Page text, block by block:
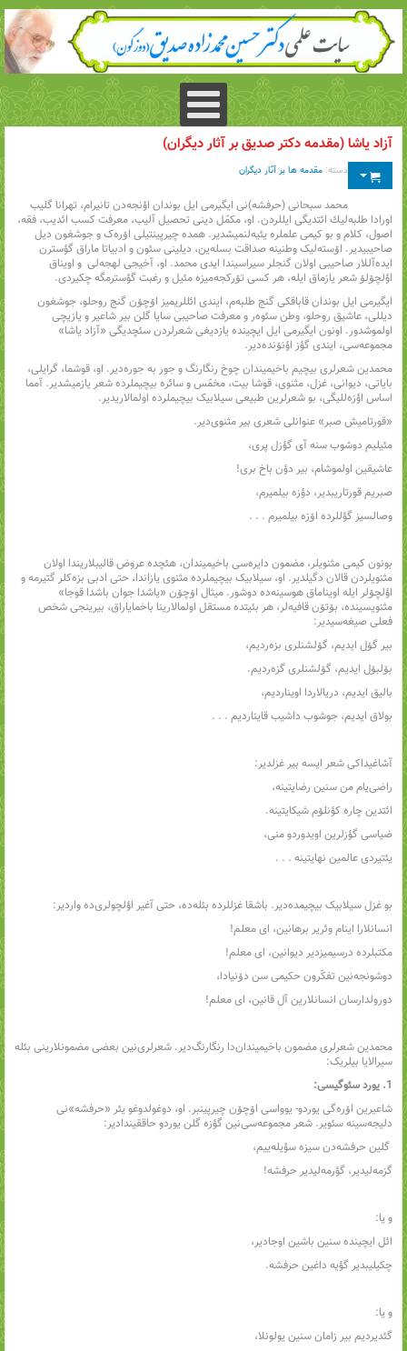
آزاد یاشا (مقدمه دکتر صدیق بر آثار دیگران)
دسته: مقدمه ها بر آثار دیگران
محمد سبحانی (حرفشه)نی ایگیرمی ایل بوندان اؤنجه‌دن تانیرام، تهرانا گلیب
اورادا طلبه‌لیك ائتدیگی ایللردن. او، مکمّل دینی تحصیل آلیب، معرفت کسب ائدیب، فقه،
اصول، کلام و بو کیمی علملره یئیه‌لنمیشدیر. همده چیرپینتیلی اۆره‌ک و جوشغون دیل
صاحیبیدیر. اۆسته‌لیک وطنینه صداقت بسله‌ین، دیلینی سئون و ادبیاتا ماراق گؤسترن
ایده‌آللار صاحیبی اولان گنجلر سیراسیندا ایدی محمد. او، آخیجی لهجه‌لی و اویناق
اؤلچۆلۆ شعر یازماق ایله، هر کسی تۆرکجه‌میزه مئیل و رغبت گؤسترمگه چکیردی.
ایگیرمی ایل بوندان قاباقکی گنج طلبه‌م، ایندی ائللریمیز اۆچۆن گنج روحلو، جوشغون
دیللی، عاشیق روحلو، وطن سئوه‌ر و معرفت صاحیبی سایا گلن بیر شاعیر و یازیچی
اولموشدور. اونون ایگیرمی ایل ایچینده یازدیغی شعرلردن سئچدیگی «آزاد یاشا»
مجموعه‌سی، ایندی گؤز اؤنۆنده‌دیر.
محمدین شعرلری بیچیم باخیمیندان چوخ رنگارنگ و جور به جوره‌دیر. او، قوشما، گرایلی،
بایاتی، دیوانی، غزل، مثنوی، قوشا بیت، مخمّس و سائره بیچیملرده شعر یازمیشدیر. آمما
اساس اؤزه‌للیگی، بو شعرلرین طبیعی سیلابیک بیچیملرده اولمالاریدیر.
«قورتامیش صبر» عنوانلی شعری بیر مثنوی‌دیر.
مئیلیم دوشوب سنه آی گؤزل پری،
عاشیقین اولموشام، بیر دؤن باخ بری!
صبریم قورتاریبدیر، دؤزه بیلمیرم،
وصالسیز گؤللرده اۆزه بیلمیرم . . .
بونون کیمی مثنویلر، مضمون دایره‌سی باخیمیندان، هئچده عروض قالیبلاریندا اولان
مثنویلردن قالان دگیلدیر. او، سیلابیک بیچیملرده مثنوی یازاندا، حتی ادبی بزه‌کلر گتیرمه و
اؤلچۆلر ایله اویناماق هوسینه‌ده دوشور. میثال اۆچۆن «یاشدا جوان باشدا قوجا»
مثنویسینده، بۆتۆن قافیه‌لر، هر بئیتده مستقل اولمالارینا باخمایاراق، بیرینجی شخص
فعلی صیغه‌سیدیر:
بیر گۆل ایدیم، گۆلشنلری بزه‌ردیم،
بۆلبۆل ایدیم، گۆلشنلری گزه‌ردیم.
بالیق ایدیم، دریالاردا اویناردیم،
بولاق ایدیم، جوشوب داشیب قایناردیم . . .
آشاغیداکی شعر ایسه بیر غزلدیر:
راضی‌یام من سنین رضایتینه،
ائتدین چاره کؤنلۆم شیکایتینه.
ضیاسی گؤزلرین اویدوردو منی،
یئتیردی عالمین نهایتینه . . .
بو غزل سیلابیک بیچیمده‌دیر. باشقا غزللرده بئله‌ده، حتی آغیر اؤلچولری‌ده واردیر:
انسانلارا اینام وئریر برهانین، ای معلم!
مکتبلرده درسیمیزدیر دیوانین، ای معلم!
دوشونجه‌نین تفکّرون حکیمی سن دۆنیادا،
دورولدارسان انسانلارین آل قانین، ای معلم!
محمدین شعرلری مضمون باخیمیندان‌دا رنگارنگ‌دیر. شعرلری‌نین بعضی مضمونلارینی بئله
سیرالایا بیلریک:
1. یورد سئوگیسی:
شاعیرین اۆره‌گی یوردو- یوواسی اۆچۆن چیرپینبر. او، دوغولدوغو یئر «حرفشه»نی
دلیجه‌سینه سئویر. شعر مجموعه‌سی‌نین گؤزه گلن یوردو حاققیندادیر:
گلین حرفشه‌دن سیزه سؤیله‌ییم،
گزمه‌لیدیر، گؤرمه‌لیدیر حرفشه!
و یا:
ائل ایچینده سنین باشین اوجادیر،
چکیلیبدیر گؤیه داغین حرفشه.
و یا:
گئدیردیم بیر زامان سنین یولونلا،